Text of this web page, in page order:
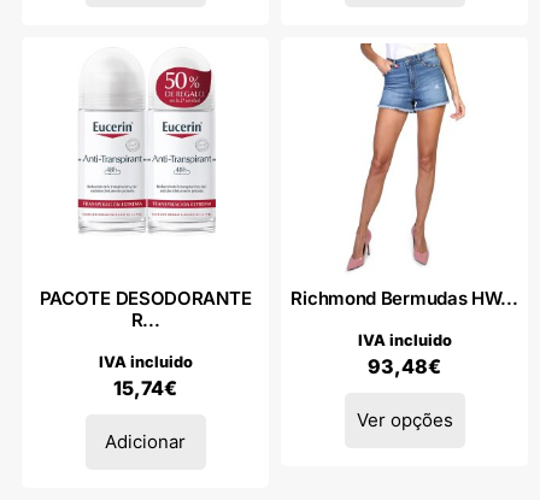
PACOTE DESODORANTE
R...
15,74€
IVA incluido
Adicionar
Richmond Bermudas HW...
93,48€
IVA incluido
Ver opções